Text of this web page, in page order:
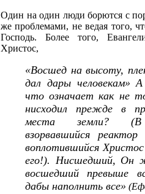
Один на один люди борются с
же проблемами, не ведая того,
Господь. Более того,
Христос,
«Восшед на высоту,
дал дары человекам»
что означает как не
нисходил прежде в
места земли?
взорвавшийся реактор
воплотившийся
его!). Нисшедший, Он
восшедший превыше
дабы наполнить все»